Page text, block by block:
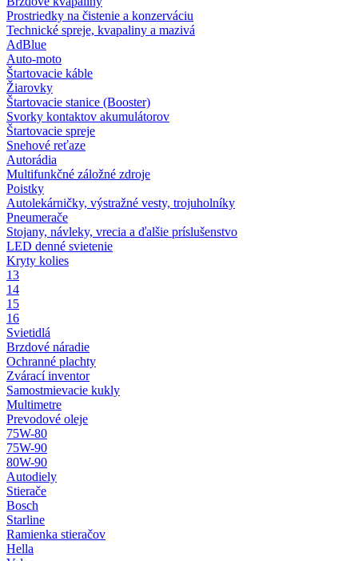
Prostriedky na čistenie a konzerváciu
Technické spreje, kvapaliny a mazivá
AdBlue
Auto-moto
Štartovacie káble
Žiarovky
Štartovacie stanice (Booster)
Svorky kontaktov akumulátorov
Štartovacie spreje
Snehové reťaze
Autorádia
Multifunkčné záložné zdroje
Poistky
Autolekárničky, výstražné vesty, trojuholníky
Pneumerače
Stojany, návleky, vrecia a ďalšie príslušenstvo
LED denné svietenie
Kryty kolies
13
14
15
16
Svietidlá
Brzdové náradie
Ochranné plachty
Zvárací inventor
Samostmievacie kukly
Multimetre
Prevodové oleje
75W-80
75W-90
80W-90
Autodiely
Stierače
Bosch
Starline
Ramienka stieračov
Hella